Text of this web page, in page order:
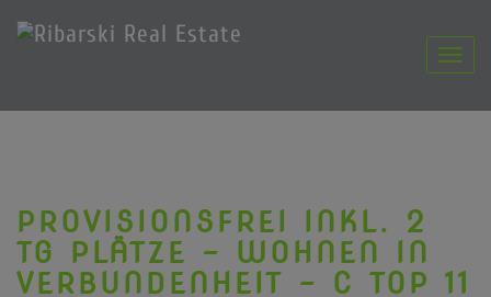
PROVISIONSFREI INKL. 2
TG PLÄTZE - WOHNEN IN
VERBUNDENHEIT - C TOP 11